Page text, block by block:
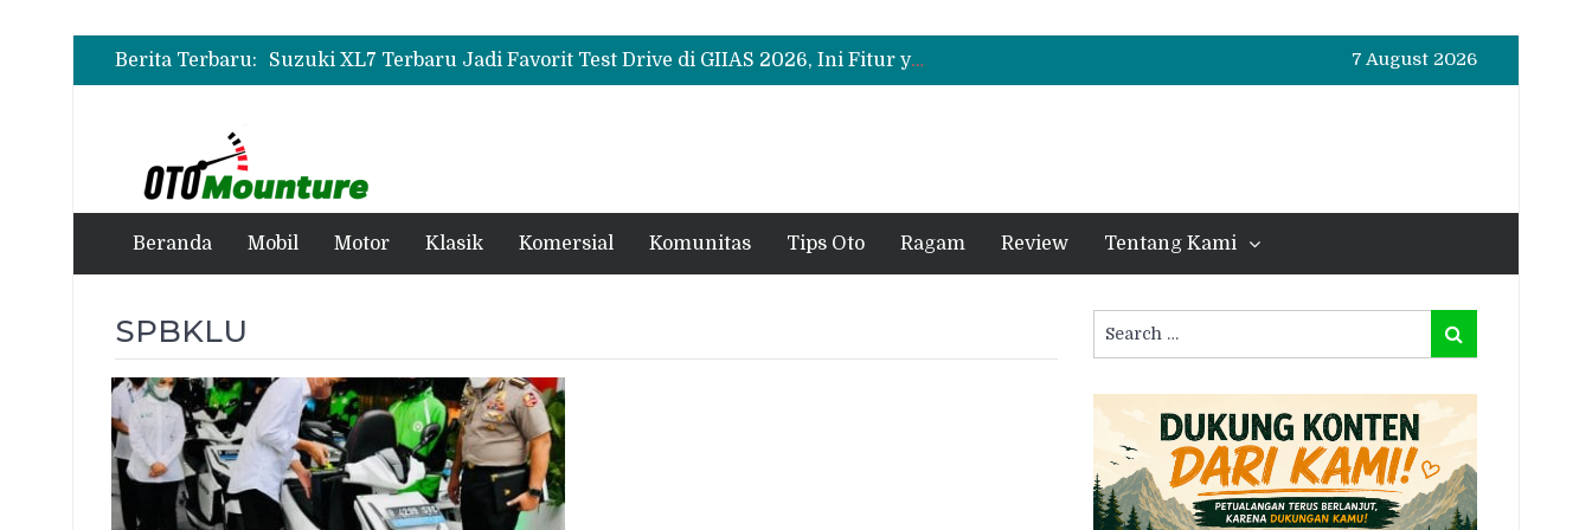
Berita Terbaru:
Suzuki XL7 Terbaru Jadi Favorit Test Drive di GIIAS 2026, Ini Fitur yang Paling Dipuji
Bukan Sekadar Sporty, Ini Alasan Suzuki Fronx SGX Hybrid Kuro Layak Dilirik
7 August 2026
Beranda Mobil Motor Klasik Komersial Komunitas Tips Oto Ragam Review Tentang Kami
SPBKLU
for:
Search